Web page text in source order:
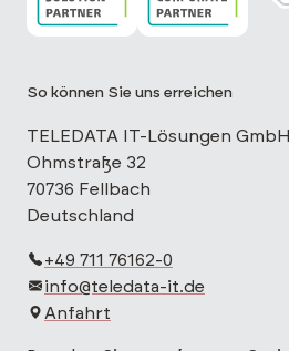
So können Sie uns erreichen
TELEDATA IT-Lösungen GmbH
Ohmstraße 32
70736 Fellbach
Deutschland
+49 711 76162-0
info@teledata-it.de
Anfahrt